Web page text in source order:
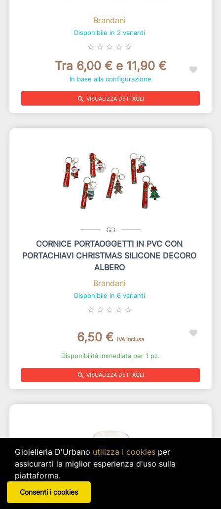
Brandani
Disponibile in 2 varianti
star_border star_border star_border star_border star_border
Tra 6,00 € e 11,90 €
In base alla configurazione
search VISUALIZZA DETTAGLI
CORNICE PORTAOGGETTI IN PVC CON
PORTACHIAVI CHRISTMAS SILICONE DECORO
ALBERO
Brandani
Disponibile in 6 varianti
star_border star_border star_border star_border star_border
6,50 € IVA inclusa
Disponibilità immediata per 1 pz.
search VISUALIZZA DETTAGLI
Gioielleria D'Urbano utilizza i cookiesper
assicurarti la miglior esperienza d'uso sulla
piattaforma.
Consenti i cookies